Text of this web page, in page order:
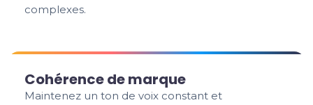
complexes.
Cohérence de marque
Maintenez un ton de voix constant et